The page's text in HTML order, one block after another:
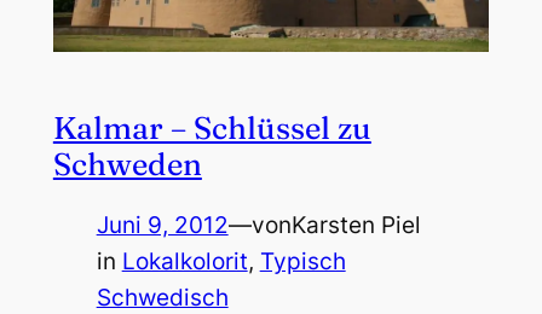
Kalmar – Schlüssel zu
Schweden
Juni 9, 2012—vonKarsten Piel
in Lokalkolorit, Typisch
Schwedisch